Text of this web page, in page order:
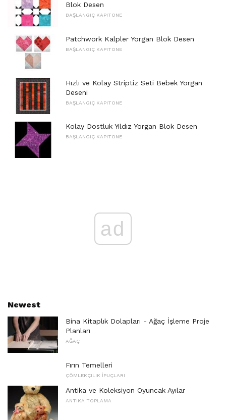
Blok Desen
BAŞLANGIÇ ​​KAPITONE
Patchwork Kalpler Yorgan Blok Desen
BAŞLANGIÇ ​​KAPITONE
Hızlı ve Kolay Striptiz Seti Bebek Yorgan
Deseni
BAŞLANGIÇ ​​KAPITONE
Kolay Dostluk Yıldız Yorgan Blok Desen
BAŞLANGIÇ ​​KAPITONE
ad
Newest
Bina Kitaplık Dolapları - Ağaç İşleme Proje
Planları
AĞAÇ
Fırın Temelleri
ÇÖMLEKÇILIK İPUÇLARI
Antika ve Koleksiyon Oyuncak Ayılar
ANTIKA TOPLAMA